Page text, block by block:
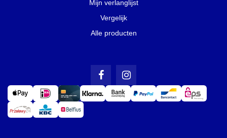
Mijn verlanglijst
Vergelijk
Alle producten